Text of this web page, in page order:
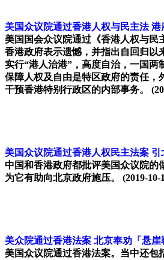
美国众议院通过香港人权与民主法 港
美国国会众议院通过《香港人权与民
香港政府表示遗憾，并指出自回归以
实行“港人治港”，高度自治，一国两
保障人权及自由是特区政府的责任，
干预香港特别行政区的内部事务。
美国众议院通过香港人权民主法案 引
中国和香港政府都批评美国众议院的
为它有助向北京政府施压。
(2019-10-
美众院通过香港法案 北京奉劝「悬崖
美国众议院通过香港法案。当中还包